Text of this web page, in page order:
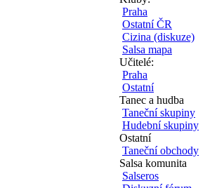
Praha
Ostatní ČR
Cizina (diskuze)
Salsa mapa
Učitelé:
Praha
Ostatní
Tanec a hudba
Taneční skupiny
Hudební skupiny
Ostatní
Taneční obchody
Salsa komunita
Salseros